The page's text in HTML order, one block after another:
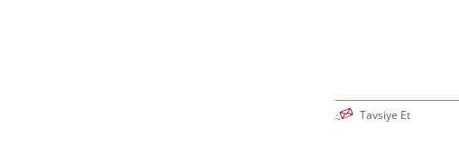
Tavsiye Et